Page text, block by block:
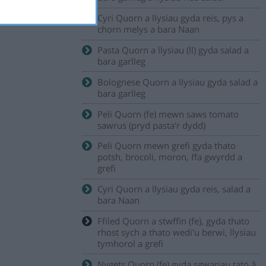
Cyri Quorn a llysiau gyda reis, pys a
chorn melys a bara Naan
Pasta Quorn a llysiau (ll) gyda salad a
bara garlleg
Bolognese Quorn a llysiau gyda salad a
bara garlleg
Peli Quorn (fe) mewn saws tomato
sawrus (pryd pasta'r dydd)
Peli Quorn mewn grefi gyda thato
potsh, brocoli, moron, ffa gwyrdd a
grefi
Cyri Quorn a llysiau gyda reis, salad a
bara Naan
Ffiled Quorn a stwffin (fe), gyda thato
rhost sych a thato wedi'u berwi, llysiau
tymhorol a grefi